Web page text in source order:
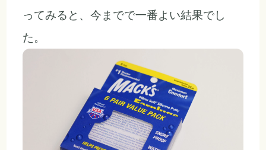
ってみると、今までで一番よい結果でし
た。